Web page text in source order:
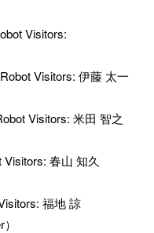
Visitors
Visitors: 伊藤 太一
Visitors: 米田 智之
Visitors: 春山 知久
: 福地 諒